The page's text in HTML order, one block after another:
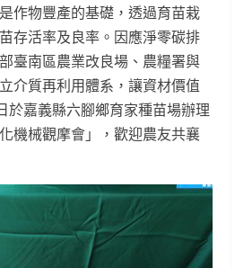
作物豐產的基礎，透過育苗栽
存活率及良率。因應淨零碳排
臺南區農業改良場、農糧署與
介質再利用體系，讓資材價值
於嘉義縣六腳鄉育家種苗場辦理
機械觀摩會」，歡迎農友共襄